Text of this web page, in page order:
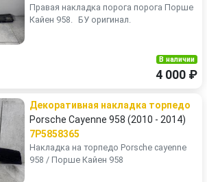
Правая накладка порога порога Порше
Кайен 958. БУ оригинал.
В наличии
4 000 ₽
Декоративная накладка торпедо
Porsche Cayenne 958 (2010 - 2014)
7P5858365
Накладка на торпедо Porsche cayenne
958 / Порше Кайен 958